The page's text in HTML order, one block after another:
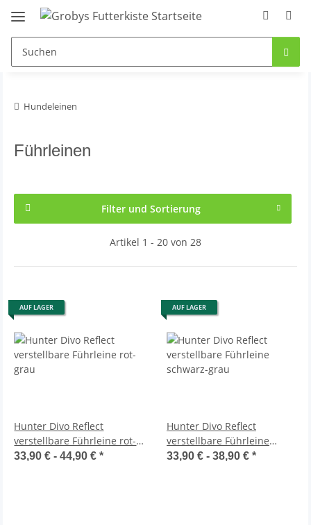
Hundeleinen
Führleinen
Filter und Sortierung
Artikel 1 - 20 von 28
AUF LAGER
Hunter Divo Reflect
verstellbare Führleine rot-
grau
33,90 € -44,90 €*
AUF LAGER
Hunter Divo Reflect
verstellbare Führleine
schwarz-grau
33,90 € - 38,90 € *